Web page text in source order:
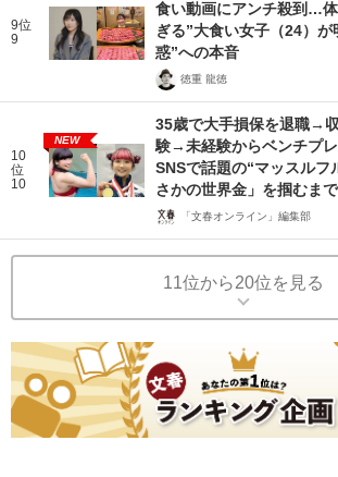
9位
9
食い動画にアンチ殺到…
ぎる”大食い女子（24）
惑”への本音
徳重 龍徳
10
位
10
NEW
35歳で大手損保を退職→
験→未経験からベンチプ
SNSで話題の“マッスルフ
さかの世界金」を掴むまで
「文春オンライン」編集部
11位から20位を見る